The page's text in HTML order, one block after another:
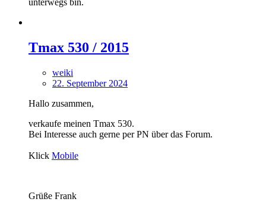
unterwegs bin.
Tmax 530 / 2015
weiki
22. September 2024
Hallo zusammen,
verkaufe meinen Tmax 530.
Bei Interesse auch gerne per PN über das Forum.
Klick Mobile
Grüße Frank